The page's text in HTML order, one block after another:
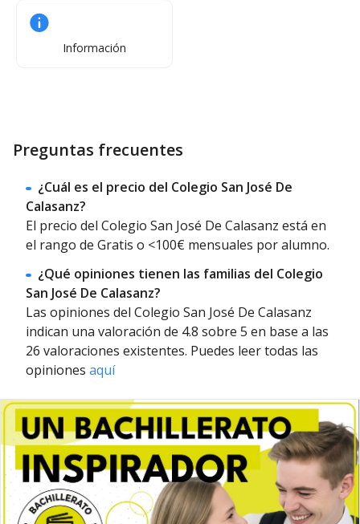
Información
Preguntas frecuentes
¿Cuál es el precio del Colegio San José De
Calasanz?
El precio del Colegio San José De Calasanz está en
el rango de Gratis o <100€ mensuales por alumno.
¿Qué opiniones tienen las familias del Colegio
San José De Calasanz?
Las opiniones del Colegio San José De Calasanz
indican una valoración de 4.8 sobre 5 en base a las
26 valoraciones existentes. Puedes leer todas las
opiniones aquí